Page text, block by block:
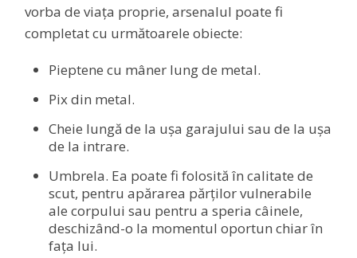
vorba de viața proprie, arsenalul poate fi
completat cu următoarele obiecte:
Pieptene cu mâner lung de metal.
Pix din metal.
Cheie lungă de la ușa garajului sau de la ușa
de la intrare.
Umbrela. Ea poate fi folosită în calitate de
scut, pentru apărarea părților vulnerabile
ale corpului sau pentru a speria câinele,
deschizând-o la momentul oportun chiar în
fața lui.